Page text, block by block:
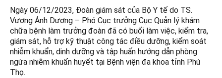
Ngày 06/12/2023, Đoàn giám sát của Bộ Y tế do TS.
Vương Ánh Dương – Phó Cục trưởng Cục Quản lý khám
chữa bệnh làm trưởng đoàn đã có buổi làm việc, kiểm tra,
giám sát, hỗ trợ kỹ thuật công tác điều dưỡng, kiểm soát
nhiễm khuẩn, dinh dưỡng và tập huấn hướng dẫn phòng
ngừa nhiễm khuẩn huyết tại Bệnh viện đa khoa tỉnh Phú
Thọ.